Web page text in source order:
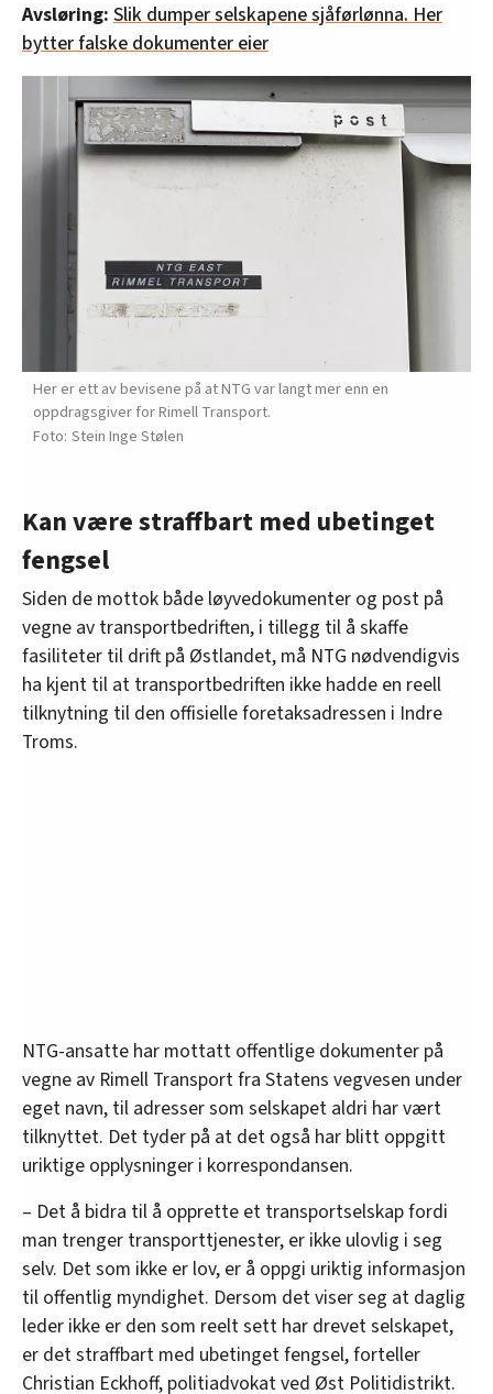
Avsløring: Slik dumper selskapene sjåførlønna. Her
bytter falske dokumenter eier
Her er ett av bevisene på at NTG var langt mer enn en
oppdragsgiver for Rimell Transport.
Stein Inge Stølen
Kan være straffbart med ubetinget
fengsel
Siden de mottok både løyvedokumenter og post på
vegne av transportbedriften, i tillegg til å skaffe
fasiliteter til drift på Østlandet, må NTG nødvendigvis
ha kjent til at transportbedriften ikke hadde en reell
tilknytning til den offisielle foretaksadressen i Indre
Troms.
NTG-ansatte har mottatt offentlige dokumenter på
vegne av Rimell Transport fra Statens vegvesen under
eget navn, til adresser som selskapet aldri har vært
tilknyttet. Det tyder på at det også har blitt oppgitt
uriktige opplysninger i korrespondansen.
– Det å bidra til å opprette et transportselskap fordi
man trenger transporttjenester, er ikke ulovlig i seg
selv. Det som ikke er lov, er å oppgi uriktig informasjon
til offentlig myndighet. Dersom det viser seg at daglig
leder ikke er den som reelt sett har drevet selskapet,
er det straffbart med ubetinget fengsel, forteller
Christian Eckhoff, politiadvokat ved Øst Politidistrikt.